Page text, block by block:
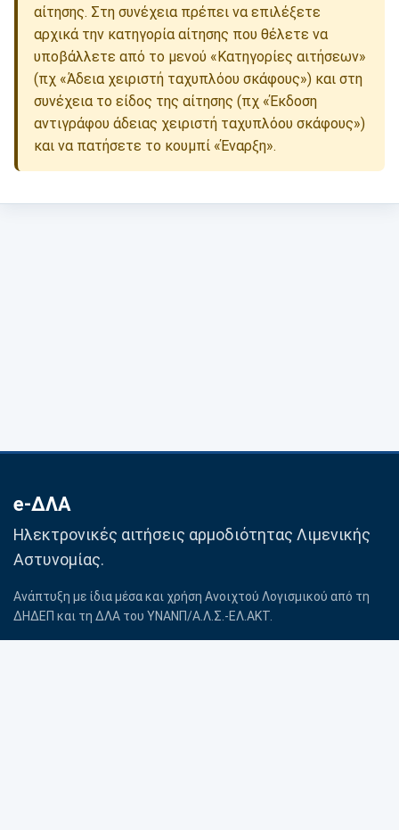
αίτησης. Στη συνέχεια πρέπει να επιλέξετε
αρχικά την κατηγορία αίτησης που θέλετε να
υποβάλλετε από το μενού «Κατηγορίες αιτήσεων»
(πχ «Άδεια χειριστή ταχυπλόου σκάφους») και στη
συνέχεια το είδος της αίτησης (πχ «Έκδοση
αντιγράφου άδειας χειριστή ταχυπλόου σκάφους»)
και να πατήσετε το κουμπί «Έναρξη».
e-ΔΛΑ
Ηλεκτρονικές αιτήσεις αρμοδιότητας Λιμενικής
Αστυνομίας.
Ανάπτυξη με ίδια μέσα και χρήση Ανοιχτού Λογισμικού από τη
ΔΗΔΕΠ και τη ΔΛΑ του ΥΝΑΝΠ/Α.Λ.Σ.-ΕΛ.ΑΚΤ.